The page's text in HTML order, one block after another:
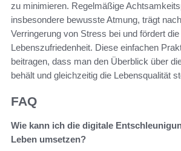
zu minimieren. Regelmäßige
insbesondere bewusste Atmung, trägt
Verringerung von Stress bei und fördert
Lebenszufriedenheit. Diese einfachen
beitragen, dass man den Überblick über
behält und gleichzeitig die Lebensqualität
FAQ
Wie kann ich die digitale
Leben umsetzen?